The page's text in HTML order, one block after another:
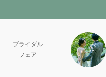
ブライダル
フェア